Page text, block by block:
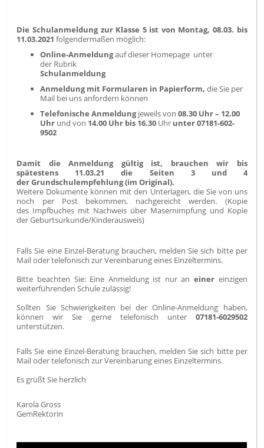
Die Schulanmeldung zur Klasse 5 ist von Montag, 08.03. bis
11.03.2021 folgendermaßen möglich:
Online-Anmeldungauf dieser Homepage unter
der Rubrik
Schulanmeldung
Anmeldung mit Formularen in Papierform,die Sie per
Mail bei uns anfordern können
Telefonische Anmeldungjeweils von08.30 Uhr – 12.00
Uhr und von 14.00 Uhr bis 16.30 Uhr unter 07181-602-
9502
Damit die Anmeldung gültig ist, brauchen wir bis
spätestens 11.03.21 die Seiten 3 und 4
der Grundschulempfehlung (im Original).
Weitere Dokumente können mit den Unterlagen, die Sie von uns
noch per Post bekommen, nachgereicht werden. (Kopie
des Impfbuches mit Nachweis über Masernimpfung und Kopie
der Geburtsurkunde/Kinderausweis)
Falls Sie eine Einzel-Beratung brauchen, melden Sie sich bitte per
Mail oder telefonisch zur Vereinbarung eines Einzeltermins.
Bitte beachten Sie: Eine Anmeldung ist nur aneiner einzigen
weiterführenden Schule zulässig!
Sollten Sie Schwierigkeiten bei der Online-Anmeldung haben,
können wir Sie gerne telefonisch unter 07181-6029502
unterstützen.
Falls Sie eine Einzel-Beratung brauchen, melden Sie sich bitte per
Mail oder telefonisch zur Vereinbarung eines Einzeltermins.
Es grüßt Sie herzlich
Karola Gross
GemRektorin